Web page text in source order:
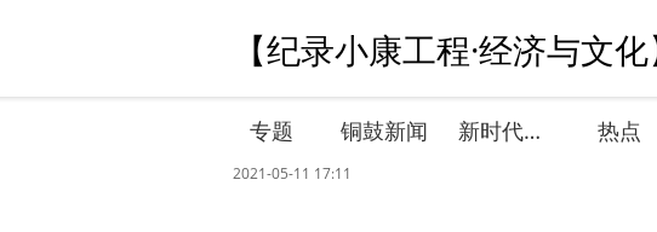
【纪录小康工程·经济与文
专题 铜鼓新闻 新时代文明实践 热点
2021-05-11 17:11